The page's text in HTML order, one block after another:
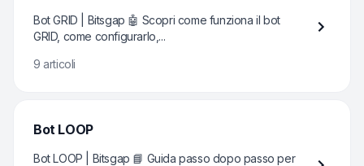
Bot GRID | Bitsgap 🤖 Scopri come funziona il bot
GRID, come configurarlo,...
9 articoli
Bot LOOP
Bot LOOP | Bitsgap 📘 Guida passo dopo passo per